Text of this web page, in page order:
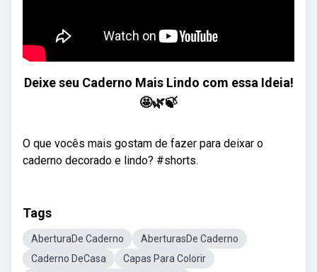
Deixe seu Caderno Mais Lindo com essa Ideia!
🤩🌿🍃
O que vocês mais gostam de fazer para deixar o
caderno decorado e lindo? #shorts.
Tags
AberturaDe Caderno
AberturasDe Caderno
Caderno DeCasa
Capas Para Colorir